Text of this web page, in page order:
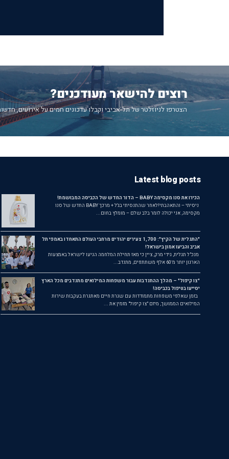
רוצים להישאר מעודכנים?
הצטרפו לניוזלטר של תל-אביבי וקבלו עדכונים חמים על אירועים,
Latest blog posts
הכירו את סנו מקסימה BABY – הדור החדש של הכביסה המבושמת!
ניסיתי – והתאהבתי!לאחר שהתנסיתי בג'ל + מרכך BABY החדש של סנו
מקסימה, אני יכולה לומר בלב שלם – מומלץ בחום...
"התגלית של הקיץ": 1,700 צעירים יהודים מרחבי העולם התאחדו באמפי תל
אביב והביעו אמון בישראל!
מנכ"ל תגלית, גידי מרק, ציין כי מאז תחילת המלחמה הגיעו לישראל באמצעות
הארגון יותר מ־60 אלף משתתפים, מתנדב...
"צו קיפול" – מהלך ההתנדבות עבור משפחות המילואים מתנדבים מכל הארץ
יסייעו בטיפול בכביסה!
בזמן שאלפי משפחות מתמודדות עם שגרת חיים מאתגרת בעקבות שירות
המילואים הממושך, מיזם "צו קיפול" מזמין את ...